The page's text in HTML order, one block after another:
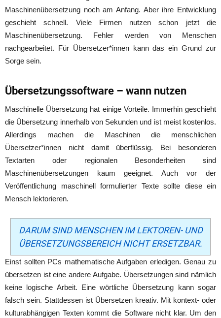
Maschinenübersetzung noch am Anfang. Aber ihre Entwicklung
geschieht schnell. Viele Firmen nutzen schon jetzt die
Maschinenübersetzung. Fehler werden von Menschen
nachgearbeitet. Für Übersetzer*innen kann das ein Grund zur
Sorge sein.
Übersetzungssoftware – wann nutzen
Maschinelle Übersetzung hat einige Vorteile. Immerhin geschieht
die Übersetzung innerhalb von Sekunden und ist meist kostenlos.
Allerdings machen die Maschinen die menschlichen
Übersetzer*innen nicht damit überflüssig. Bei besonderen
Textarten oder regionalen Besonderheiten sind
Maschinenübersetzungen kaum geeignet. Auch vor der
Veröffentlichung maschinell formulierter Texte sollte diese ein
Mensch lektorieren.
DARUM SIND MENSCHEN IM LEKTOREN- UND
ÜBERSETZUNGSBEREICH NICHT ERSETZBAR.
Einst sollten PCs mathematische Aufgaben erledigen. Genau zu
übersetzen ist eine andere Aufgabe. Übersetzungen sind nämlich
keine logische Arbeit. Eine wörtliche Übersetzung kann sogar
falsch sein. Stattdessen ist Übersetzen kreativ. Mit kontext- oder
kulturabhängigen Texten kommt die Software nicht klar. Um den